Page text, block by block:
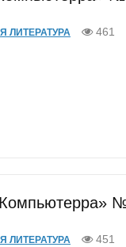
ЛИТЕРАТУРА 461
ЛИТЕРАТУРА 451